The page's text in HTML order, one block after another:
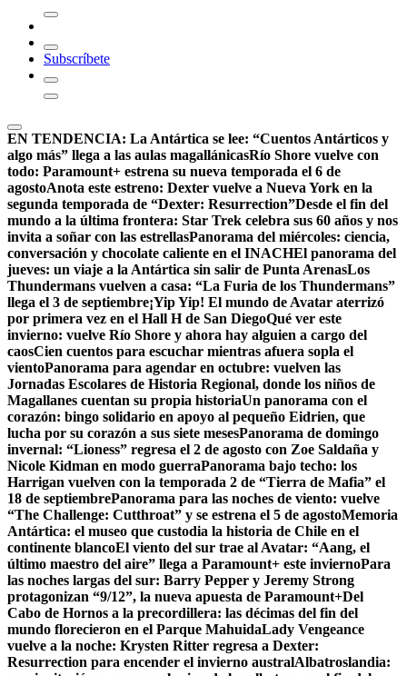
Subscríbete
EN TENDENCIA: La Antártica se lee: “Cuentos Antárticos y
algo más” llega a las aulas magallánicasRío Shore vuelve con
todo: Paramount+ estrena su nueva temporada el 6 de
agostoAnota este estreno: Dexter vuelve a Nueva York en la
segunda temporada de “Dexter: Resurrection”Desde el fin del
mundo a la última frontera: Star Trek celebra sus 60 años y nos
invita a soñar con las estrellasPanorama del miércoles: ciencia,
conversación y chocolate caliente en el INACHEl panorama del
jueves: un viaje a la Antártica sin salir de Punta ArenasLos
Thundermans vuelven a casa: “La Furia de los Thundermans”
llega el 3 de septiembre¡Yip Yip! El mundo de Avatar aterrizó
por primera vez en el Hall H de San DiegoQué ver este
invierno: vuelve Río Shore y ahora hay alguien a cargo del
caosCien cuentos para escuchar mientras afuera sopla el
vientoPanorama para agendar en octubre: vuelven las
Jornadas Escolares de Historia Regional, donde los niños de
Magallanes cuentan su propia historiaUn panorama con el
corazón: bingo solidario en apoyo al pequeño Eidrien, que
lucha por su corazón a sus siete mesesPanorama de domingo
invernal: “Lioness” regresa el 2 de agosto con Zoe Saldaña y
Nicole Kidman en modo guerraPanorama bajo techo: los
Harrigan vuelven con la temporada 2 de “Tierra de Mafia” el
18 de septiembrePanorama para las noches de viento: vuelve
“The Challenge: Cutthroat” y se estrena el 5 de agostoMemoria
Antártica: el museo que custodia la historia de Chile en el
continente blancoEl viento del sur trae al Avatar: “Aang, el
último maestro del aire” llega a Paramount+ este inviernoPara
las noches largas del sur: Barry Pepper y Jeremy Strong
protagonizan “9/12”, la nueva apuesta de Paramount+Del
Cabo de Hornos a la precordillera: las décimas del fin del
mundo florecieron en el Parque MahuidaLady Vengeance
vuelve a la noche: Krysten Ritter regresa a Dexter:
Resurrection para encender el invierno australAlbatroslandia: